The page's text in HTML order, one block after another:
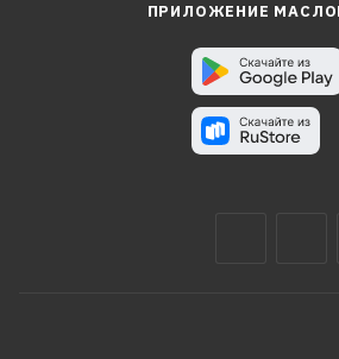
ПРИЛОЖЕНИЕ